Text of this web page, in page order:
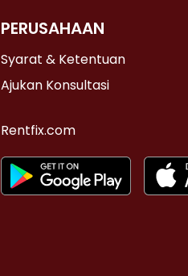
PERUSAHAAN
Syarat & Ketentuan
Ajukan Konsultasi
Rentfix.com